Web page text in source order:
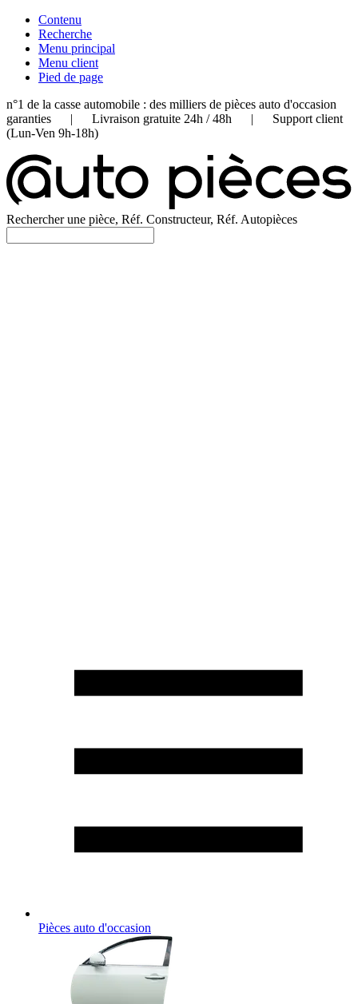
Contenu
Recherche
Menu principal
Menu client
Pied de page
n°1 de la casse automobile : des milliers de pièces auto d'occasion
garanties | Livraison gratuite 24h / 48h | Support client
(Lun-Ven 9h-18h)
Rechercher une pièce, Réf. Constructeur, Réf. Autopièces
Pièces auto d'occasion